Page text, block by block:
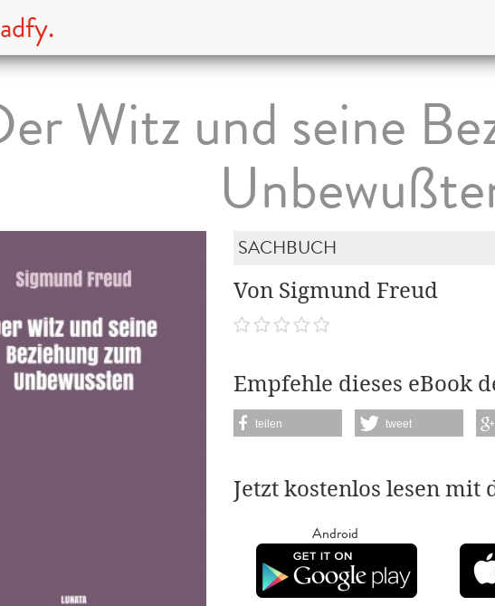
Witz und seine
SACHBUCH
Von Sigmund Freud
Empfehle dieses eBook
teilen tweet
Jetzt kostenlos lesen mit
Android